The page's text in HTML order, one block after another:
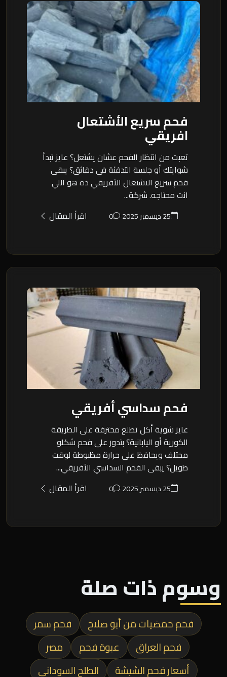
فحم سريع الأشتعال
افريقي
تعبت من انتظار الفحم عشان يشتعل؟ عايز تبدأ
شوايتك أو جلسة التدفئة في دقائق؟ يبقى
فحم سريع الاشتعال الأفريقي ده هو اللي
انت محتاجه. شركة...
25 ديسمبر 2025 0 اقرأ المقال
فحم سداسي أفريقي
عايز شوية أكل تطلع محترفة على الطريقة
الكورية أو اليابانية؟ بتدور على فحم شكلو
مختلف ويحافظ على حرارة مظبوطة لوقت
طويل؟ يبقى الفحم السداسي الأفريقي...
25 ديسمبر 2025 0 اقرأ المقال
وسوم ذات صلة
فحم حمضيات من أبو صلاح
فحم سمر
فحم العراق
عبوة فحم
مصر
أسعار فحم الشيشة
الطلح السوداني